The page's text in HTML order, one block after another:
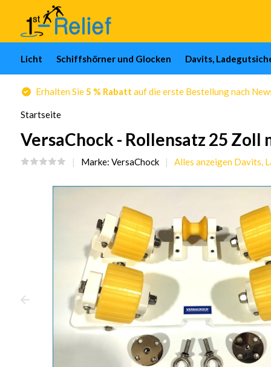
Licht Schiffshörner und Glocken Davits,
Erhalten Sie5 % Rabatt auf die erste Bestellung nach
Startseite
VersaChock - Rollensatz 25 Zoll
Marke: VersaChock Alles anzeigen Davits,